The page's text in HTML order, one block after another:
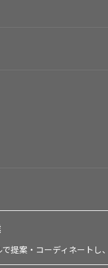
提案・コーディネート